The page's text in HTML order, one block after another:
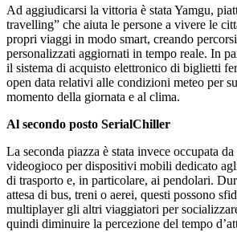
Ad aggiudicarsi la vittoria è stata Yamgu,
travelling” che aiuta le persone a vivere le
propri viaggi in modo smart, creando
personalizzati aggiornati in tempo reale. In
il sistema di acquisto elettronico di biglietti
open data relativi alle condizioni meteo per
momento della giornata e al clima.
Al secondo posto SerialChiller
La seconda piazza è stata invece occupata
videogioco per dispositivi mobili dedicato
di trasporto e, in particolare, ai pendolari.
attesa di bus, treni o aerei, questi possono
multiplayer gli altri viaggiatori per
quindi diminuire la percezione del tempo